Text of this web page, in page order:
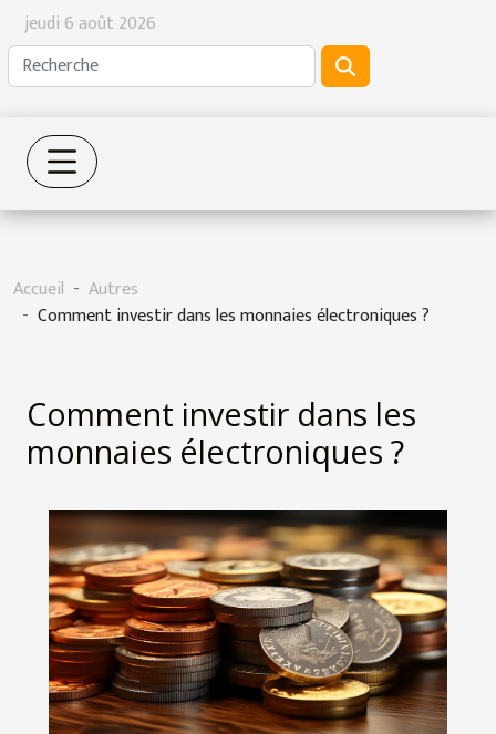
jeudi 6 août 2026
Accueil
Autres
Comment investir dans les monnaies électroniques ?
Comment investir dans les
monnaies électroniques ?